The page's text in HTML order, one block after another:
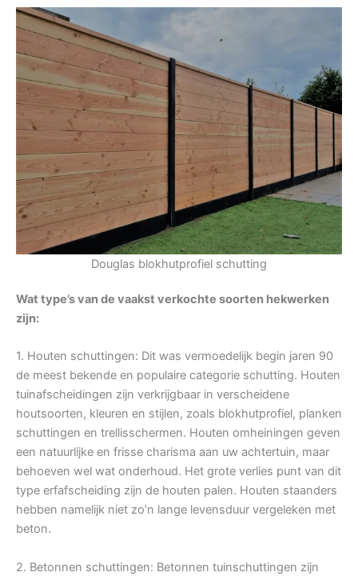
Douglas blokhutprofiel schutting
Wat type’s van de vaakst verkochte soorten hekwerken
zijn:
1. Houten schuttingen: Dit was vermoedelijk begin jaren 90
de meest bekende en populaire categorie schutting. Houten
tuinafscheidingen zijn verkrijgbaar in verscheidene
houtsoorten, kleuren en stijlen, zoals blokhutprofiel, planken
schuttingen en trellisschermen. Houten omheiningen geven
een natuurlijke en frisse charisma aan uw achtertuin, maar
behoeven wel wat onderhoud. Het grote verlies punt van dit
type erfafscheiding zijn de houten palen. Houten staanders
hebben namelijk niet zo’n lange levensduur vergeleken met
beton.
2. Betonnen schuttingen: Betonnen tuinschuttingen zijn